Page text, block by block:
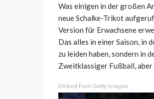
Was einigen in der großen
neue Schalke-Trikot
Version für Erwachsene
Das alles in einer Saison, in
zu leiden haben, sondern in
Zweitklassiger Fußball, aber
Embed from Getty Images